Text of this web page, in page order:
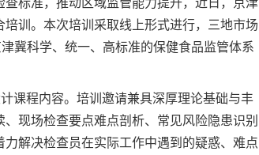
标准，推动区域监管能力提升，近日，京津
训。本次培训采取线上形式进行，三地市场
冀科学、统一、高标准的保健食品监管体系
课程内容。培训邀请兼具深厚理论基础与丰
现场检查要点难点剖析、常见风险隐患识别
解决检查员在实际工作中遇到的疑惑、难点